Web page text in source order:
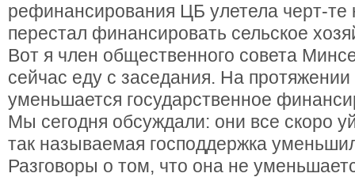
рефинансирования ЦБ улетела черт-те
перестал финансировать сельское
Вот я член общественного совета
сейчас еду с заседания. На протяжении
уменьшается государственное
Мы сегодня обсуждали: они все скоро
так называемая господдержка
Разговоры о том, что она не